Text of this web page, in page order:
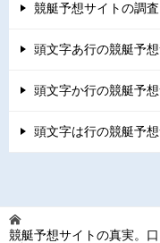
競艇予想サイトの調査
頭文字あ行の競艇予想
頭文字か行の競艇予想
頭文字は行の競艇予想
競艇予想サイトの真実。